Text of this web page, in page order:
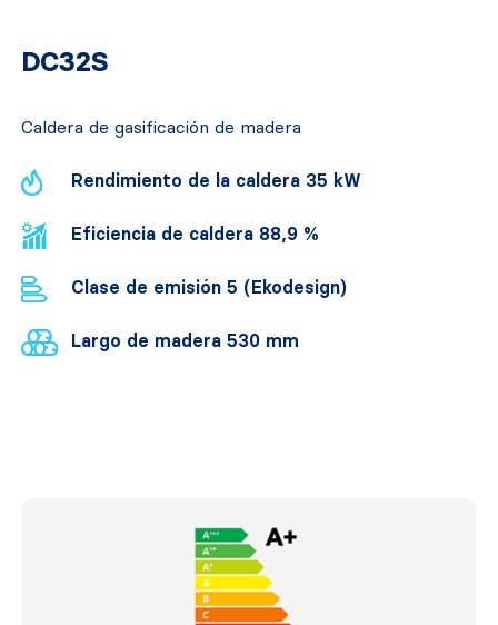
DC32S
Caldera de gasificación de madera
Rendimiento de la caldera 35 kW
Eficiencia de caldera 88,9 %
Clase de emisión 5 (Ekodesign)
Largo de madera 530 mm